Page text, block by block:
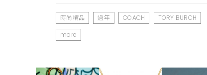
時尚精品 過年 COACH
TORY BURCH
more